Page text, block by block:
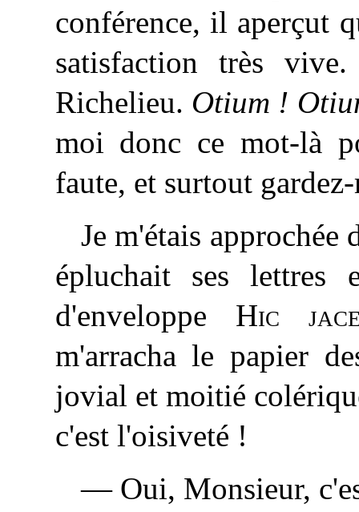
conférence, il aperçut
satisfaction très
Richelieu. Otium !
moi donc ce mot-là
faute, et surtout
Je m'étais approchée
épluchait ses lettres
d'enveloppe Hic
m'arracha le papier
jovial et moitié
c'est l'oisiveté !
— Oui, Monsieur,